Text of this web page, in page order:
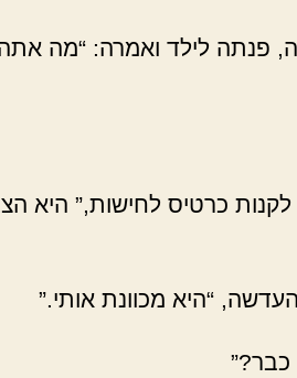
פנתה לילד ואמרה: “מה
כרטיס לחישות,” היא
“היא מכוונת אותי.”